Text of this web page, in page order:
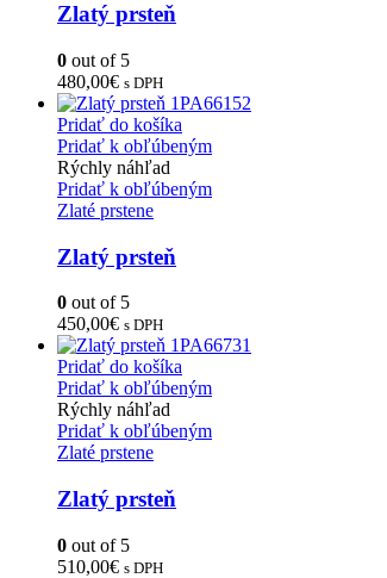
Zlatý prsteň
0 out of 5
480,00€ s DPH
Pridať do košíka
Pridať k obľúbeným
Rýchly náhľad
Pridať k obľúbeným
Zlaté prstene
Zlatý prsteň
0 out of 5
450,00€ s DPH
Pridať do košíka
Pridať k obľúbeným
Rýchly náhľad
Pridať k obľúbeným
Zlaté prstene
Zlatý prsteň
0 out of 5
510,00€ s DPH